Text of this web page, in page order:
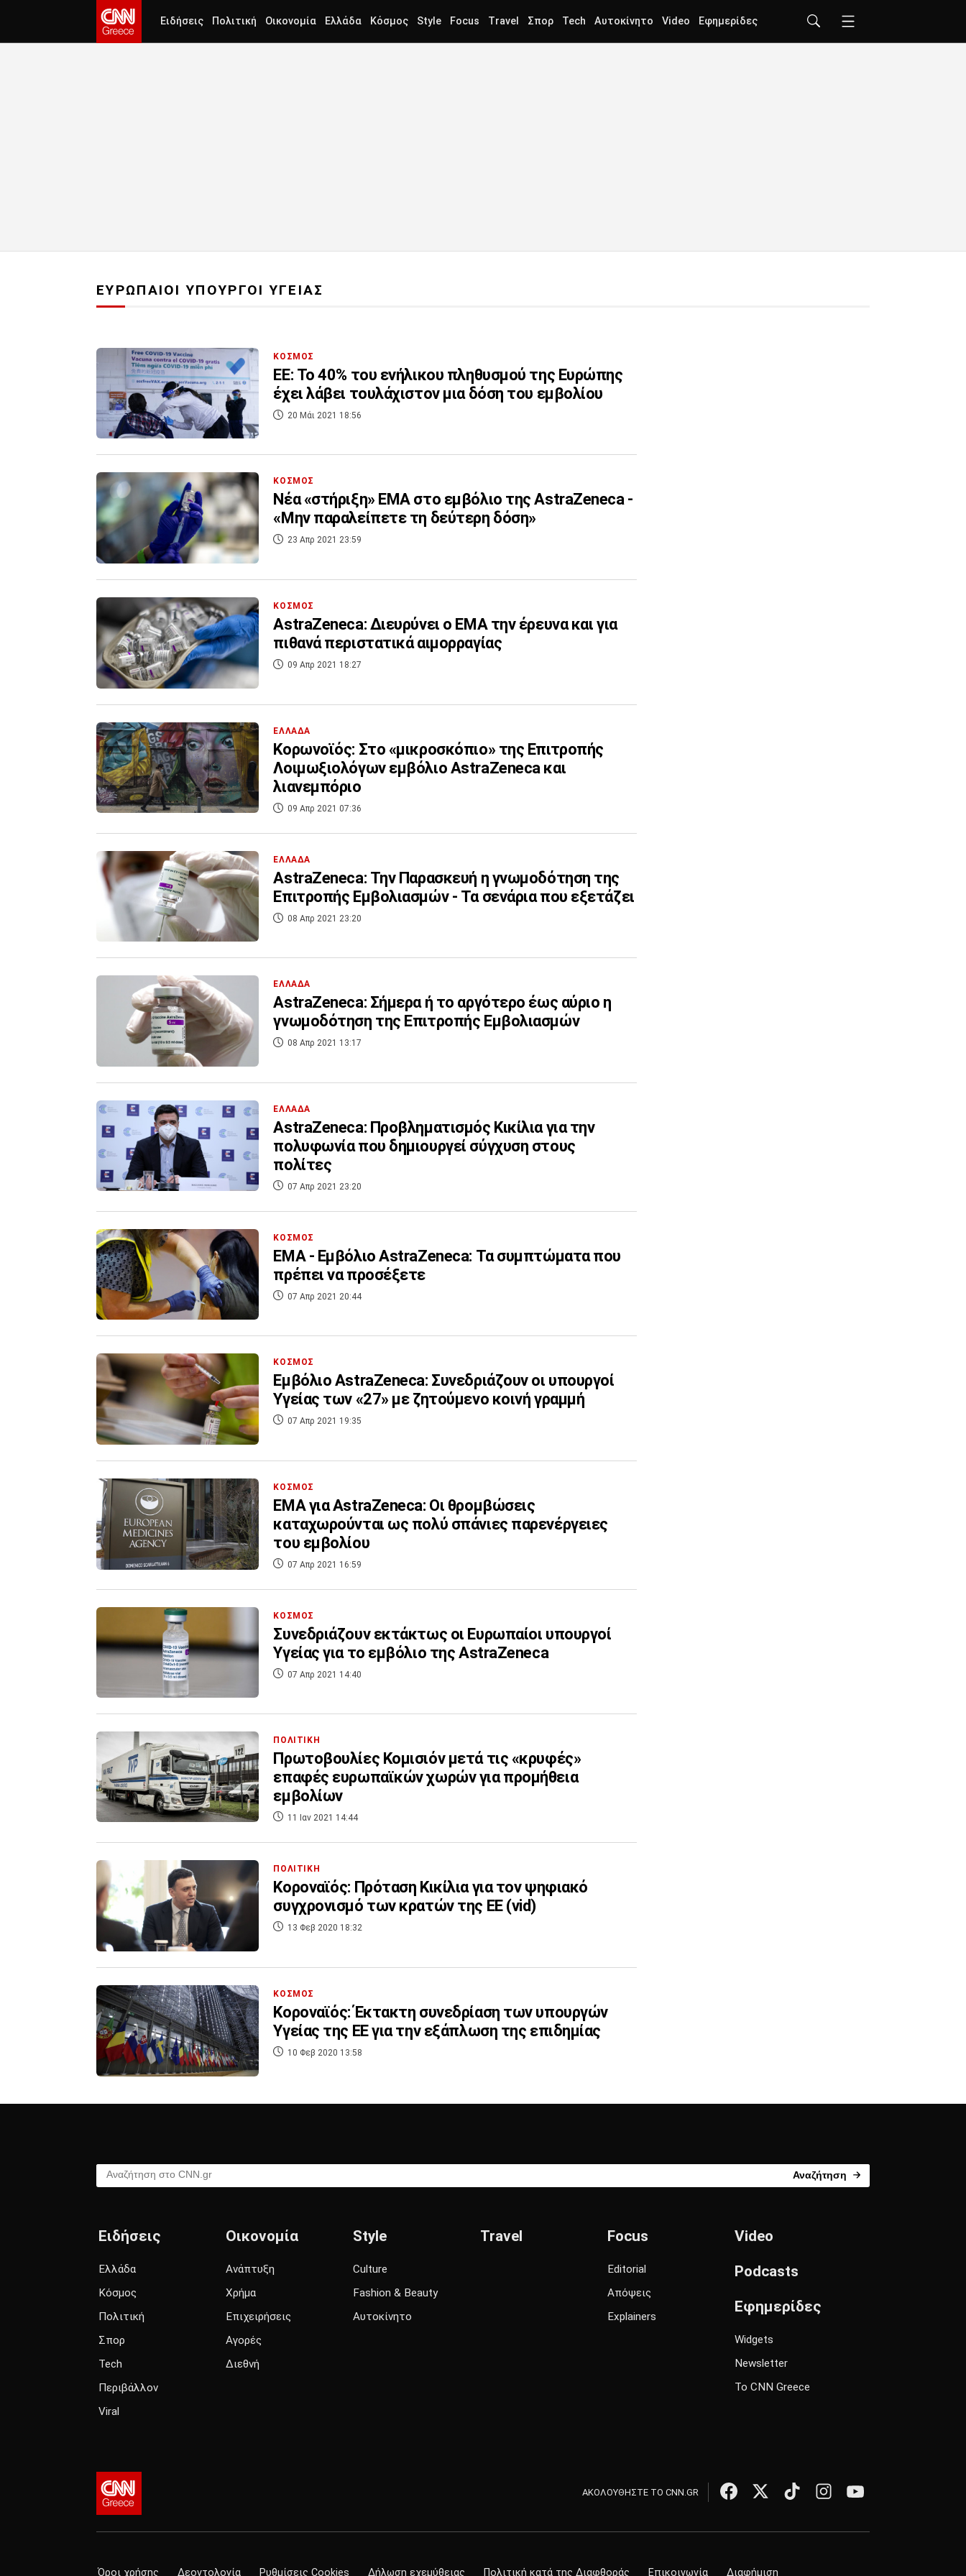
Ειδήσεις Πολιτική Οικονομία Ελλάδα Κόσμος Style Focus Travel Σπορ Tech Αυτοκίνητο Video Εφημερίδες
ΕΥΡΩΠΑΙΟΙ ΥΠΟΥΡΓΟΙ ΥΓΕΙΑΣ
ΚΟΣΜΟΣ
ΕΕ: Το 40% του ενήλικου πληθυσμού της Ευρώπης
έχει λάβει τουλάχιστον μια δόση του εμβολίου
20 Μάι 2021 18:56
ΚΟΣΜΟΣ
Νέα «στήριξη» ΕΜΑ στο εμβόλιο της AstraZeneca -
«Μην παραλείπετε τη δεύτερη δόση»
23 Απρ 2021 23:59
ΚΟΣΜΟΣ
AstraZeneca: Διευρύνει ο ΕΜΑ την έρευνα και για
πιθανά περιστατικά αιμορραγίας
09 Απρ 2021 18:27
ΕΛΛΑΔΑ
Κορωνοϊός: Στο «μικροσκόπιο» της Επιτροπής
Λοιμωξιολόγων εμβόλιο AstraZeneca και
λιανεμπόριο
09 Απρ 2021 07:36
ΕΛΛΑΔΑ
AstraZeneca: Την Παρασκευή η γνωμοδότηση της
Επιτροπής Εμβολιασμών - Τα σενάρια που εξετάζει
08 Απρ 2021 23:20
ΕΛΛΑΔΑ
AstraZeneca: Σήμερα ή το αργότερο έως αύριο η
γνωμοδότηση της Επιτροπής Εμβολιασμών
08 Απρ 2021 13:17
ΕΛΛΑΔΑ
AstraZeneca: Προβληματισμός Κικίλια για την
πολυφωνία που δημιουργεί σύγχυση στους
πολίτες
07 Απρ 2021 23:20
ΚΟΣΜΟΣ
EMA - Εμβόλιο AstraZeneca: Τα συμπτώματα που
πρέπει να προσέξετε
07 Απρ 2021 20:44
ΚΟΣΜΟΣ
Εμβόλιο AstraZeneca: Συνεδριάζουν οι υπουργοί
Υγείας των «27» με ζητούμενο κοινή γραμμή
07 Απρ 2021 19:35
ΚΟΣΜΟΣ
ΕΜΑ για AstraZeneca: Οι θρομβώσεις
καταχωρούνται ως πολύ σπάνιες παρενέργειες
του εμβολίου
07 Απρ 2021 16:59
ΚΟΣΜΟΣ
Συνεδριάζουν εκτάκτως οι Ευρωπαίοι υπουργοί
Υγείας για το εμβόλιο της AstraZeneca
07 Απρ 2021 14:40
ΠΟΛΙΤΙΚΗ
Πρωτοβουλίες Κομισιόν μετά τις «κρυφές»
επαφές ευρωπαϊκών χωρών για προμήθεια
εμβολίων
11 Ιαν 2021 14:44
ΠΟΛΙΤΙΚΗ
Κοροναϊός: Πρόταση Κικίλια για τον ψηφιακό
συγχρονισμό των κρατών της ΕΕ (vid)
13 Φεβ 2020 18:32
ΚΟΣΜΟΣ
Κοροναϊός: Έκτακτη συνεδρίαση των υπουργών
Υγείας της ΕΕ για την εξάπλωση της επιδημίας
10 Φεβ 2020 13:58
Αναζήτηση στο CNN.gr Αναζήτηση
Ειδήσεις
Ελλάδα
Κόσμος
Πολιτική
Σπορ
Tech
Περιβάλλον
Viral
Οικονομία
Ανάπτυξη
Χρήμα
Επιχειρήσεις
Αγορές
Διεθνή
Style
Culture
Fashion & Beauty
Αυτοκίνητο
Travel Focus
Editorial
Απόψεις
Explainers
Video
Podcasts
Εφημερίδες
Widgets
Newsletter
Το CNN Greece
ΑΚΟΛΟΥΘΗΣΤΕ ΤΟ CNN.GR
Όροι χρήσης Δεοντολογία Ρυθμίσεις Cookies Δήλωση εχεμύθειας Πολιτική κατά της Διαφθοράς Επικοινωνία Διαφήμιση